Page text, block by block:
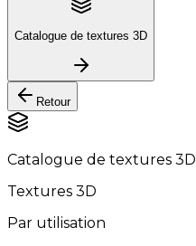
Catalogue de textures 3D
Retour
Catalogue de textures 3D
Textures 3D
Par utilisation